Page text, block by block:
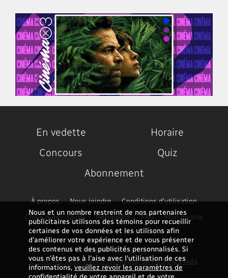
Nous et un nombre restreint de nos partenaires
publicitaires utilisons des témoins pour recueillir
certaines de vos données et les utilisons afin
d’améliorer votre expérience et de vous présenter
des contenus et des publicités personnalisés. Si
vous n'êtes pas à l'aise avec l'utilisation de ces
informations,veuillez revoir les paramètres de
confidentialité de votre appareil et de votre
En vedette
Horaire
Concours
Quiz
Abonnement
À propos Nous joindre
Conditions d'utilisation
Choix publicitaires
Nétiquette FAQ Plan du site
Problème technique ?
Consultez l'assistance technique de Radio-Canada